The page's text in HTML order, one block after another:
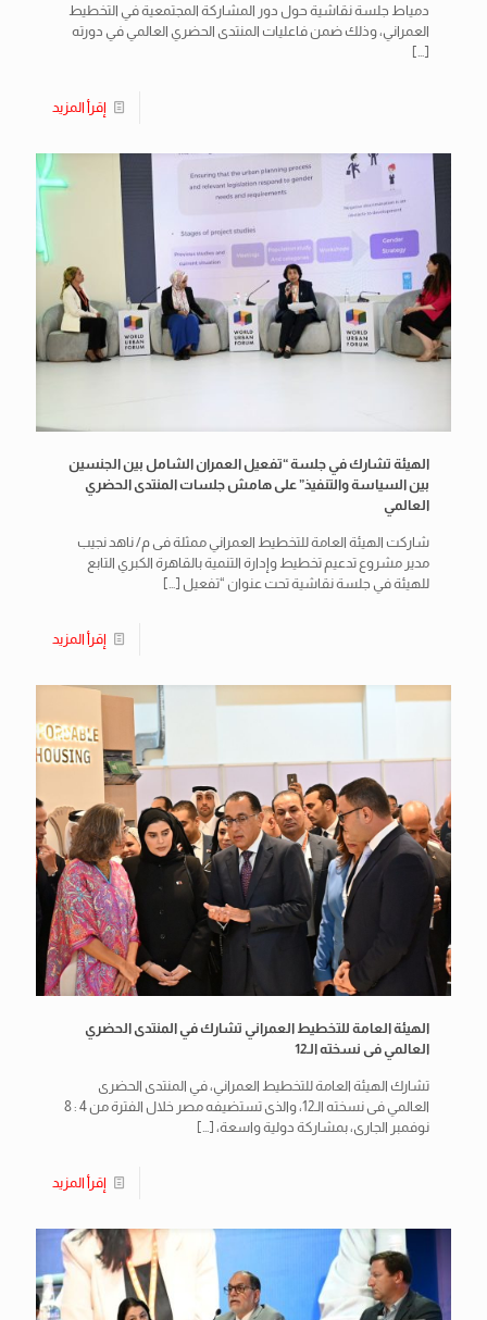
دمياط جلسة نقاشية حول دور المشاركة المجتمعية في التخطيط
العمراني، وذلك ضمن فاعليات المنتدى الحضري العالمي في دورته
[…]
إقرأ المزيد
الهيئة تشارك في جلسة “تفعيل العمران الشامل بين الجنسين
بين السياسة والتنفيذ” على هامش جلسات المنتدى الحضري
العالمي
شاركت الهيئة العامة للتخطيط العمراني ممثلة فى م/ ناهد نجيب
مدير مشروع تدعيم تخطيط وإدارة التنمية بالقاهرة الكبري التابع
للهيئة في جلسة نقاشية تحت عنوان “تفعيل […]
إقرأ المزيد
الهيئة العامة للتخطيط العمراني تشارك في المنتدى الحضري
العالمي فى نسخته الـ12
تشارك الهيئة العامة للتخطيط العمراني، في المنتدى الحضرى
العالمي فى نسخته الـ12، والذى تستضيفه مصر خلال الفترة من 4 : 8
نوفمبر الجارى، بمشاركة دولية واسعة، […]
إقرأ المزيد